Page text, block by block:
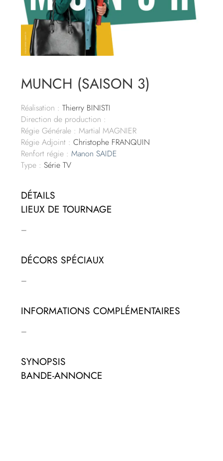
MUNCH (SAISON 3)
Réalisation : Thierry BINISTI
Direction de production :
Régie Générale : Martial MAGNIER
Régie Adjoint : Christophe FRANQUIN
Renfort régie : Manon SAIDE
Type : Série TV
DÉTAILS
LIEUX DE TOURNAGE
–
DÉCORS SPÉCIAUX
–
INFORMATIONS COMPLÉMENTAIRES
–
SYNOPSIS
BANDE-ANNONCE